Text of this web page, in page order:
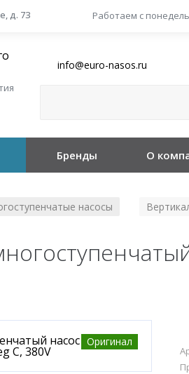
д. 73 Работаем с
info@euro-nasos.ru
Бренды О
насосы
Оригинал